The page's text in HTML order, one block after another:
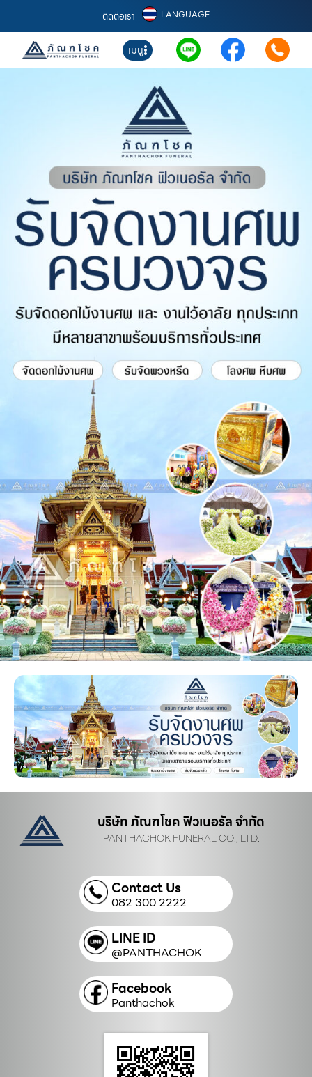
ติดต่อเรา LANGUAGE
เมนู
บริษัท ภัณฑโชค ฟิวเนอรัล จำกัด
PANTHACHOK FUNERAL CO., LTD.
Contact Us
082 300 2222
LINE ID
@PANTHACHOK
Facebook
Panthachok